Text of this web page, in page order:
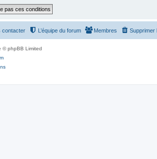
Supprimer
Membres
L’équipe du forum
contacter
© phpBB Limited